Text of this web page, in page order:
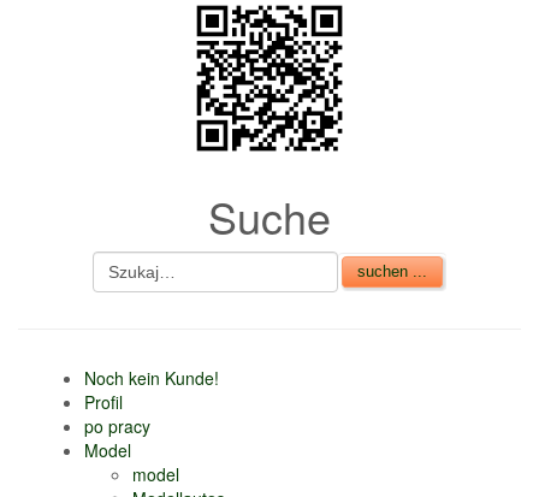
Verkaufsbetrag an
Gebühren je Inserat
CSV Import
Suche
Noch kein Kunde!
Profil
po pracy
Model
model